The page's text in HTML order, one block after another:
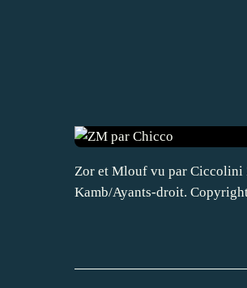
Zor et Mlouf vu par
Kamb/Ayants-droit.